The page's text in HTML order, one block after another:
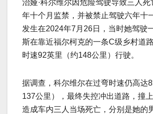
治娅·科尔维尔因危险驾驶导致三人
年十个月监禁，并被禁止驾驶六年十
发生在2024年7月26日，当时她驾驶
斯在靠近福尔柯克的一条C级乡村道
时速92英里（约148公里）行驶。
据调查，科尔维尔在过弯时速仍高达
137公里），最终失控冲出道路，撞
造成车内三人当场死亡，分别是她的